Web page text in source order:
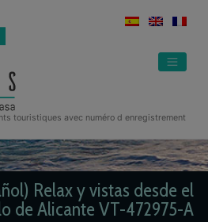
touristiques avec numéro d enregistrement
Relax y vistas desde el
de Alicante VT-472975-A